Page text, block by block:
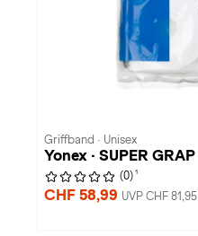
Griffband · Unisex
Yonex · SUPER GRAP
(0) 1
CHF 58,99 UVP CHF 81,95